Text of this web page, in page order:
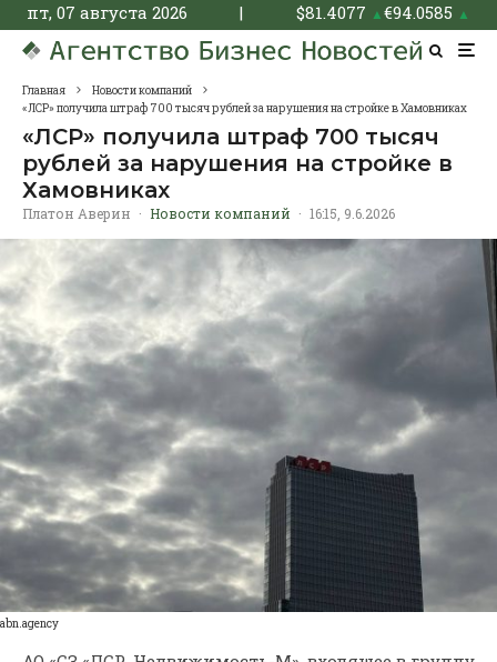
пт, 07 августа 2026 | $81.4077 ▲€94.0585 ▲
Главная
Новости компаний
«ЛСР» получила штраф 700 тысяч рублей за нарушения на стройке в Хамовниках
«ЛСР» получила штраф 700 тысяч
рублей за нарушения на стройке в
Хамовниках
Платон Аверин · Новости компаний · 16:15, 9.6.2026
abn.agency